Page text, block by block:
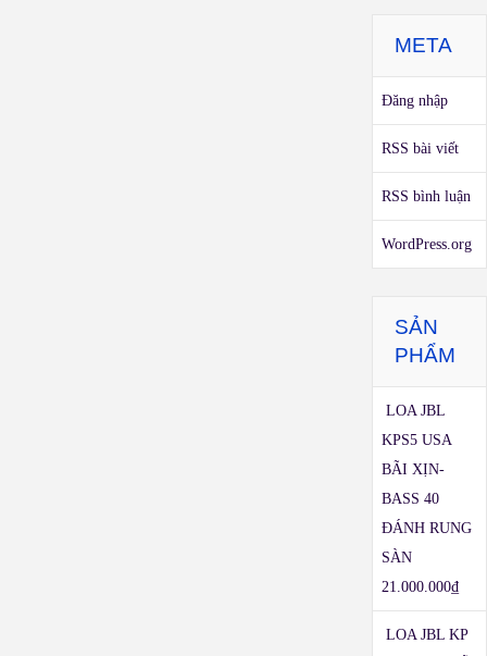
META
Đăng nhập
RSS bài viết
RSS bình luận
WordPress.org
SẢN
PHẨM
LOA JBL
KPS5 USA
BÃI XỊN-
BASS 40
ĐÁNH RUNG
SÀN
21.000.000₫
LOA JBL KP